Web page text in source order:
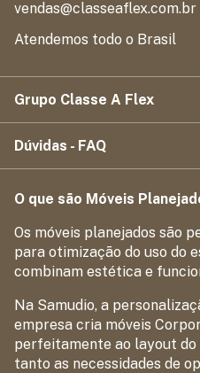
vendas@classeaflex.com.br
Atendemos todo o Brasil
Grupo Classe A Flex
Dúvidas - FAQ
O que são Móveis
Os móveis planejados são
para otimização do uso do
combinam estética e
Na Samudio, a
empresa cria móveis
perfeitamente ao layout
tanto as necessidades de